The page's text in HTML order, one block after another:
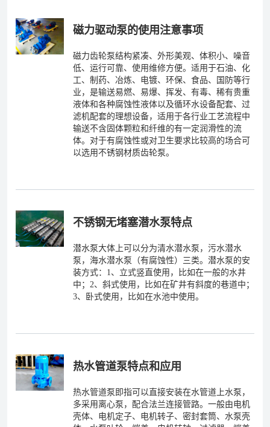
磁力驱动泵的使用注意事项
磁力齿轮泵结构紧凑、外形美观、体积小、噪音
低、运行可靠、使用维修方便。适用于石油、化
工、制药、冶炼、电镀、环保、食品、国防等行
业，是输送易燃、易爆、挥发、有毒、稀有贵重
液体和各种腐蚀性液体以及循环水设备配套、过
滤机配套的理想设备，适用于各行业工艺流程中
输送不含固体颗粒和纤维的有一定润滑性的流
体。对于有腐蚀性或对卫生要求比较高的场合可
以选用不锈钢材质齿轮泵。
不锈钢无堵塞潜水泵特点
潜水泵大体上可以分为清水潜水泵，污水潜水
泵，海水潜水泵（有腐蚀性）三类。潜水泵的安
装方式：1、立式竖直使用，比如在一般的水井
中；2、斜式使用，比如在矿井有斜度的巷道中；
3、卧式使用，比如在水池中使用。
热水管道泵特点和应用
热水管道泵即指可以直接安装在水管道上水泵，
多采用离心泵，配合法兰连接管路。一般由电机
壳体、电机定子、电机转子、密封套筒、水泵壳